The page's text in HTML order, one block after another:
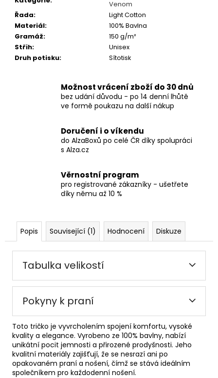
Venom
Řada:
Light Cotton
Materiál:
100% Bavlna
Gramáž:
150 g/m²
Střih:
Unisex
Druh potisku: Sítotisk
Možnost vrácení zboží do 30 dnů
bez udání důvodu - po 14 denní lhůtě
ve formě poukazu na další nákup
Doručení i o víkendu
do AlzaBoxů po celé ČR díky spolupráci
s Alza.cz
Věrnostní program
pro registrované zákazníky - ušetřete
díky němu až 10 %
Popis Související (1) Hodnocení Diskuze
Tabulka velikostí
Pokyny k praní
Toto tričko je vyvrcholením spojení komfortu, vysoké
kvality a elegance. Vyrobeno ze 100% bavlny, nabízí
unikátní pocit jemnosti a přirozené prodyšnosti. Jeho
kvalitní materiály zajišťují, že se nesrazí ani po
opakovaném praní a nošení, čímž se stává ideálním
společníkem pro každodenní nošení.
DAWN
OF
THE
BLACK
HEARTS
590